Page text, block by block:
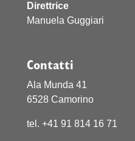
Direttrice
Manuela Guggiari
Contatti
Ala Munda 41
6528 Camorino
tel. +41 91 814 16 71